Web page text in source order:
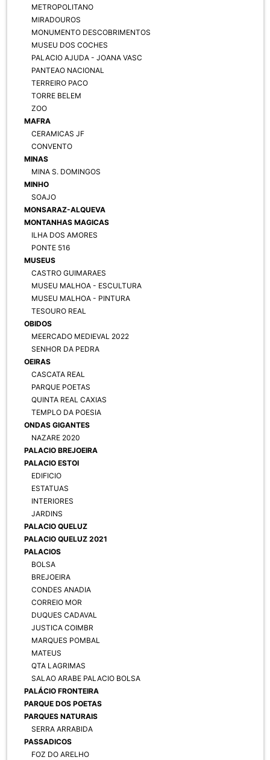
METROPOLITANO
MIRADOUROS
MONUMENTO DESCOBRIMENTOS
MUSEU DOS COCHES
PALACIO AJUDA - JOANA VASC
PANTEAO NACIONAL
TERREIRO PACO
TORRE BELEM
ZOO
MAFRA
CERAMICAS JF
CONVENTO
MINAS
MINA S. DOMINGOS
MINHO
SOAJO
MONSARAZ-ALQUEVA
MONTANHAS MAGICAS
ILHA DOS AMORES
PONTE 516
MUSEUS
CASTRO GUIMARAES
MUSEU MALHOA - ESCULTURA
MUSEU MALHOA - PINTURA
TESOURO REAL
OBIDOS
MEERCADO MEDIEVAL 2022
SENHOR DA PEDRA
OEIRAS
CASCATA REAL
PARQUE POETAS
QUINTA REAL CAXIAS
TEMPLO DA POESIA
ONDAS GIGANTES
NAZARE 2020
PALACIO BREJOEIRA
PALACIO ESTOI
EDIFICIO
ESTATUAS
INTERIORES
JARDINS
PALACIO QUELUZ
PALACIO QUELUZ 2021
PALACIOS
BOLSA
BREJOEIRA
CONDES ANADIA
CORREIO MOR
DUQUES CADAVAL
JUSTICA COIMBR
MARQUES POMBAL
MATEUS
QTA LAGRIMAS
SALAO ARABE PALACIO BOLSA
PALÁCIO FRONTEIRA
PARQUE DOS POETAS
PARQUES NATURAIS
SERRA ARRABIDA
PASSADICOS
FOZ DO ARELHO